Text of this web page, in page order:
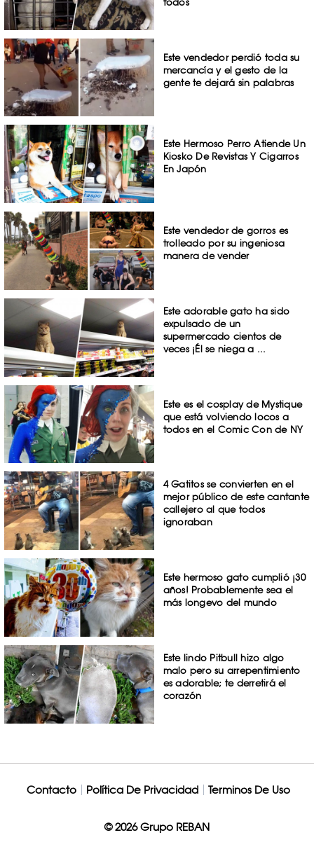
Este vendedor perdió toda su
mercancía y el gesto de la
gente te dejará sin palabras
Este Hermoso Perro Atiende Un
Kiosko De Revistas Y Cigarros
En Japón
Este vendedor de gorros es
trolleado por su ingeniosa
manera de vender
Este adorable gato ha sido
expulsado de un
supermercado cientos de
veces ¡Él se niega a ...
Este es el cosplay de Mystique
que está volviendo locos a
todos en el Comic Con de NY
4 Gatitos se convierten en el
mejor público de este cantante
callejero al que todos
ignoraban
Este hermoso gato cumplió ¡30
años! Probablemente sea el
más longevo del mundo
Este lindo Pitbull hizo algo
malo pero su arrepentimiento
es adorable; te derretirá el
corazón
Contacto Política De Privacidad Terminos De Uso
© 2026 Grupo REBAN